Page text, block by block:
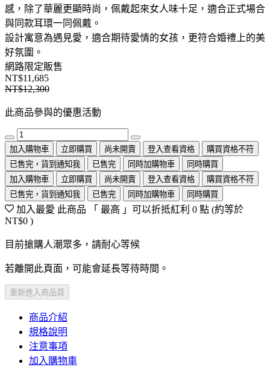
感，除了華麗更顯時尚，佩戴起來女人味十足，適合正式場合
與同款耳環一同佩戴。
設計寓意為遇見愛，適合期待愛情的女孩，更符合婚禮上的美
好氛圍。
網路限定販售
NT$11,685
NT$12,300
此商品參與的優惠活動
加入購物車 立即購買 尚未開賣 登入查看資格
購買資格不符
已售完，貨到通知我
已售完 同時加購物車
同時購買
加入購物車
立即購買 尚未開賣 登入查看資格
購買資格不符
已售完，貨到通知我
已售完 同時加購物車 同時購買
加入最愛 此商品 「 最高 」可以折抵紅利 0 點 (約等於
NT$0 )
目前搶購人潮眾多，請耐心等候
若離開此頁面，可能會延長等待時間。
重新進入商品頁
商品介紹
規格說明
注意事項
加入購物車